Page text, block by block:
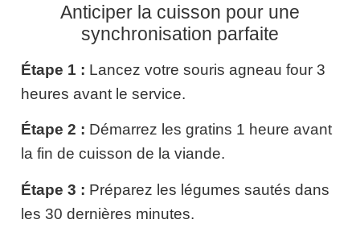
Anticiper la cuisson pour une
synchronisation parfaite
Étape 1 : Lancez votre souris agneau four 3
heures avant le service.
Étape 2 : Démarrez les gratins 1 heure avant
la fin de cuisson de la viande.
Étape 3 : Préparez les légumes sautés dans
les 30 dernières minutes.